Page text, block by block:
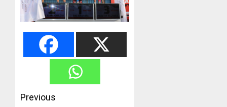
Post
Previous